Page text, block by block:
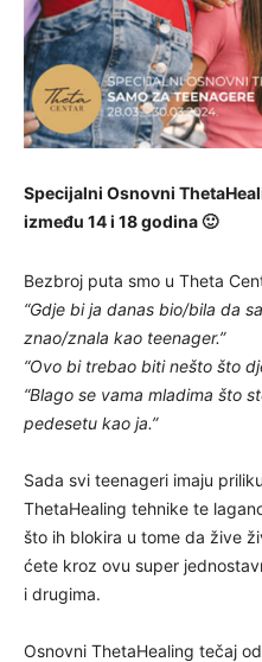
Specijalni Osnovni
između 14 i 18 godina 🙂
Bezbroj puta smo u Theta
“Gdje bi ja danas bio/bila da
znao/znala kao teenager.”
“Ovo bi trebao biti nešto što
“Blago se vama mladima što
pedesetu kao ja.”
Sada svi teenageri imaju
ThetaHealing tehnike te
što ih blokira u tome da žive
ćete kroz ovu super
i drugima.
Osnovni ThetaHealing tečaj